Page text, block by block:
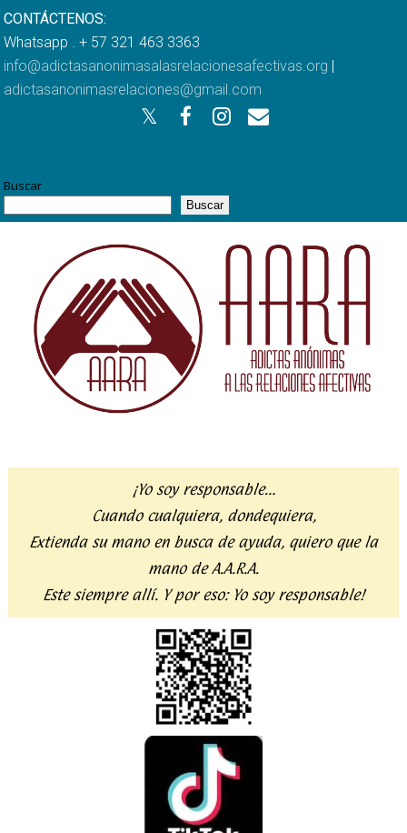
CONTÁCTENOS:
Whatsapp . + 57 321 463 3363
info@adictasanonimasalasrelacionesafectivas.org |
adictasanonimasrelaciones@gmail.com
Buscar
Buscar
¡Yo soy responsable…
Cuando cualquiera, dondequiera,
Extienda su mano en busca de ayuda, quiero que la
mano de A.A.R.A.
Este siempre allí. Y por eso: Yo soy responsable!